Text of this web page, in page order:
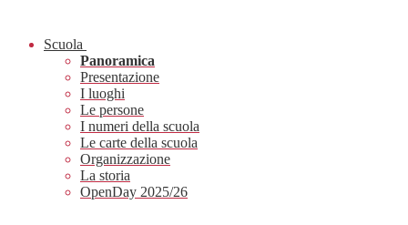
Scuola
Panoramica
Presentazione
I luoghi
Le persone
I numeri della scuola
Le carte della scuola
Organizzazione
La storia
OpenDay 2025/26